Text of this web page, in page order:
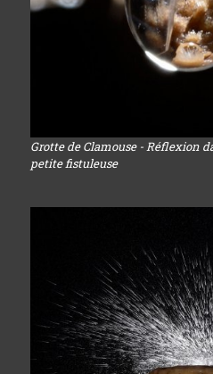
Grotte de Clamouse - Réflexion
petite fistuleuse